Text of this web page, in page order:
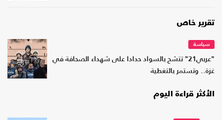
تقرير خاص
سياسة
"عربي21" تتشح بالسواد حدادا على شهداء الصحافة في
غزة.. وتستمر بالتغطية
الأكثر قراءة اليوم